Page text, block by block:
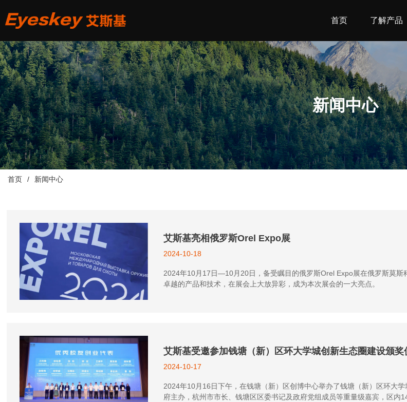
首页 了解产品
新闻中心
首页 新闻中心
艾斯基亮相俄罗斯Orel Expo展
2024-10-18
2024年10月17日—10月20日，备受瞩目的俄罗斯Orel Expo展在俄罗斯莫
卓越的产品和技术，在展会上大放异彩，成为本次展会的一大亮点。
艾斯基受邀参加钱塘（新）区环大学城创新生态圈建设颁奖
2024-10-17
2024年10月16日下午，在钱塘（新）区创博中心举办了钱塘（新）区环大
府主办，杭州市市长、钱塘区区委书记及政府党组成员等重量级嘉宾，区